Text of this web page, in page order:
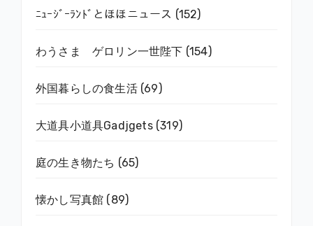
ﾆｭｰｼﾞｰﾗﾝﾄﾞとほほニュース (152)
わうさま ゲロリン一世陛下 (154)
外国暮らしの食生活(69)
大道具小道具Gadjgets(319)
庭の生き物たち (65)
懐かし写真館 (89)